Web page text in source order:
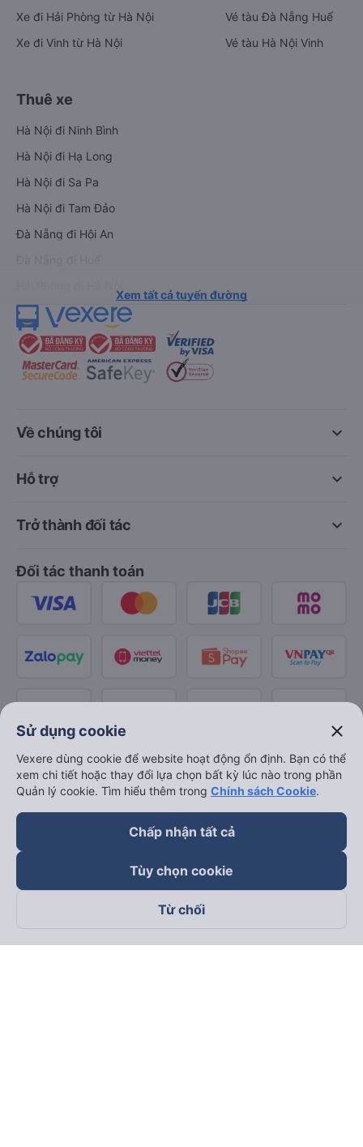
Xe đi Hải Phòng từ Hà Nội
Xe đi Vinh từ Hà Nội
Vé tàu Đà Nẵng Huế
Vé tàu Hà Nội Vinh
Thuê xe
Hà Nội đi Ninh Bình
Hà Nội đi Hạ Long
Hà Nội đi Sa Pa
Hà Nội đi Tam Đảo
Đà Nẵng đi Hội An
Xem tất cả tuyến đường
keyboard_arrow_down
Về chúng tôi
keyboard_arrow_down
Hỗ trợ
keyboard_arrow_down
Trở thành đối tác
Đối tác thanh toán
Theo dõi chúng tôi trên
Sử dụng cookie close
Vexere dùng cookie để website hoạt động ổn định. Bạn có thể
xem chi tiết hoặc thay đổi lựa chọn bất kỳ lúc nào trong phần
Quản lý cookie. Tìm hiểu thêm trong Chính sách Cookie.
Chấp nhận tất cả
Tùy chọn cookie
Từ chối